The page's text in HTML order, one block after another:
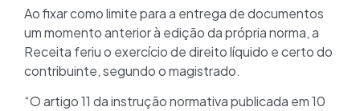
Ao fixar como limite para a entrega de documentos
um momento anterior à edição da própria norma, a
Receita feriu o exercício de direito líquido e certo do
contribuinte, segundo o magistrado.
“O artigo 11 da instrução normativa publicada em 10